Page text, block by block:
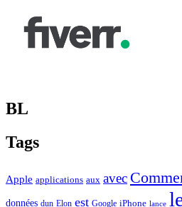
BL
Tags
Apple applications aux avec
données dun Elon est Google iPhone lance